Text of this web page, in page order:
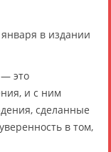
в издании
это
и с ним
сделанные
в том,